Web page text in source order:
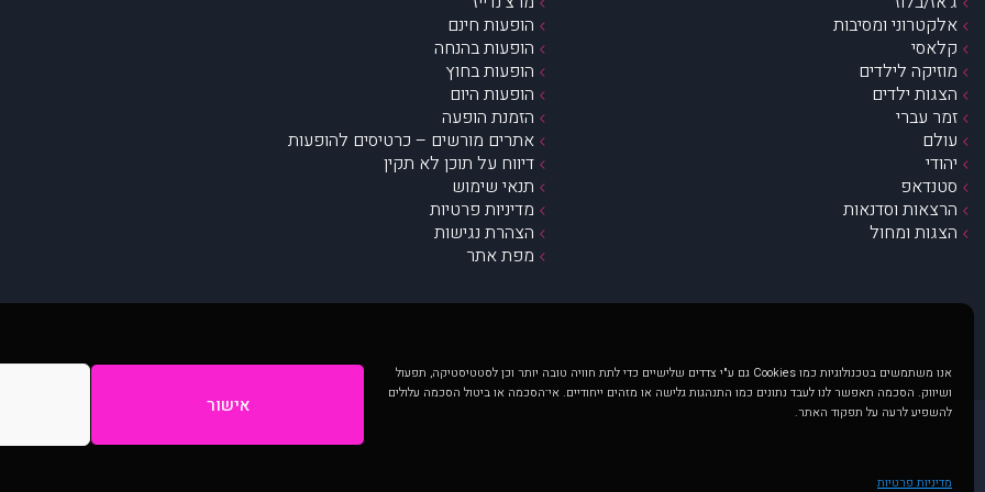
אנו משתמשים בטכנולוגיות כמו Cookies גם ע"י צדדים שלישיים כדי לתת חוויה טובה יותר וכן לסטטיסטיקה, תפעול
ושיווק. הסכמה תאפשר לנו לעבד נתונים כמו התנהגות גלישה או מזהים ייחודיים. אי־הסכמה או ביטול הסכמה עלולים
להשפיע לרעה על תפקוד האתר.
אישור
מדיניות פרטיות
אלקטרוני ומסיבות
קלאסי
מוזיקה לילדים
הצגות ילדים
זמר עברי
עולם
יהודי
סטנדאפ
הרצאות וסדנאות
הצגות ומחול
הופעות חינם
הופעות בהנחה
הופעות בחוץ
הופעות היום
הזמנת הופעה
אתרים מורשים – כרטיסים להופעות
דיווח על תוכן לא תקין
תנאי שימוש
מדיניות פרטיות
הצהרת נגישות
מפת אתר